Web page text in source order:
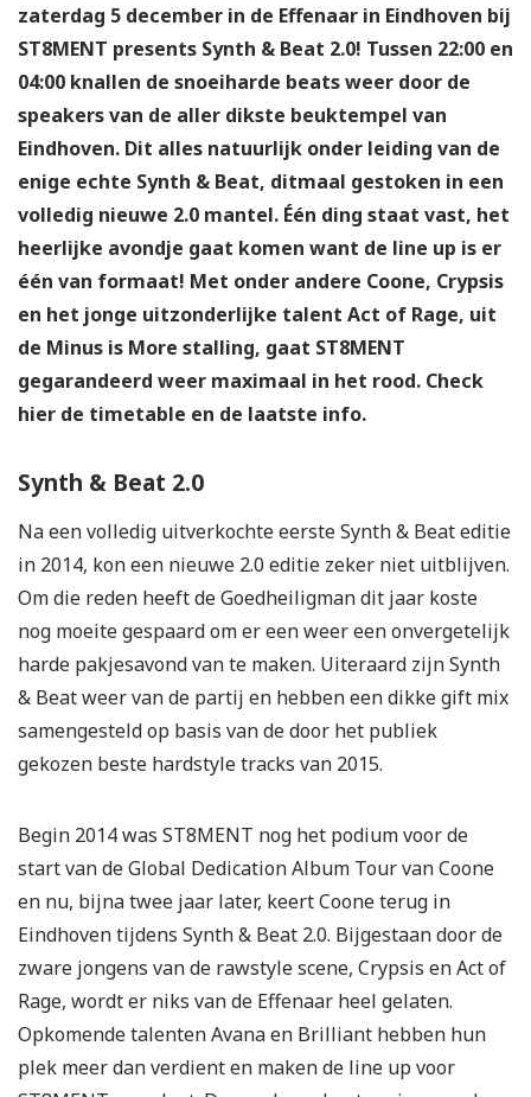
zaterdag 5 december in de Effenaar in Eindhoven bij
ST8MENT presents Synth & Beat 2.0! Tussen 22:00 en
04:00 knallen de snoeiharde beats weer door de
speakers van de aller dikste beuktempel van
Eindhoven. Dit alles natuurlijk onder leiding van de
enige echte Synth & Beat, ditmaal gestoken in een
volledig nieuwe 2.0 mantel. Één ding staat vast, het
heerlijke avondje gaat komen want de line up is er
één van formaat! Met onder andere Coone, Crypsis
en het jonge uitzonderlijke talent Act of Rage, uit
de Minus is More stalling, gaat ST8MENT
gegarandeerd weer maximaal in het rood. Check
hier de timetable en de laatste info.
Synth & Beat 2.0
Na een volledig uitverkochte eerste Synth & Beat editie
in 2014, kon een nieuwe 2.0 editie zeker niet uitblijven.
Om die reden heeft de Goedheiligman dit jaar koste
nog moeite gespaard om er een weer een onvergetelijk
harde pakjesavond van te maken. Uiteraard zijn Synth
& Beat weer van de partij en hebben een dikke gift mix
samengesteld op basis van de door het publiek
gekozen beste hardstyle tracks van 2015.
Begin 2014 was ST8MENT nog het podium voor de
start van de Global Dedication Album Tour van Coone
en nu, bijna twee jaar later, keert Coone terug in
Eindhoven tijdens Synth & Beat 2.0. Bijgestaan door de
zware jongens van de rawstyle scene, Crypsis en Act of
Rage, wordt er niks van de Effenaar heel gelaten.
Opkomende talenten Avana en Brilliant hebben hun
plek meer dan verdient en maken de line up voor